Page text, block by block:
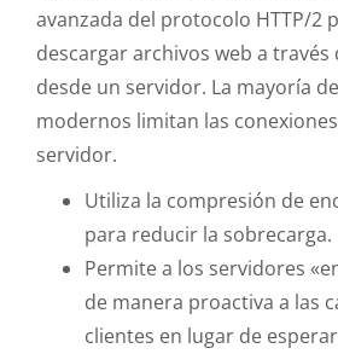
avanzada del protocolo HTTP/2
descargar archivos web a través
desde un servidor. La mayoría
modernos limitan las conexiones
servidor.
Utiliza la compresión de
para reducir la sobrecarga.
Permite a los servidores
de manera proactiva a las
clientes en lugar de